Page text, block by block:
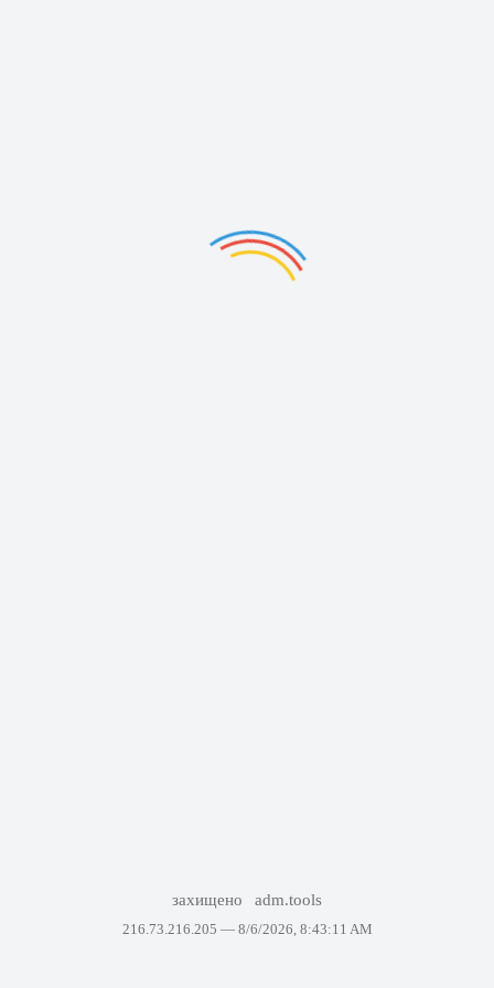
захищено adm.tools
216.73.216.205 — 8/6/2026, 8:43:11 AM